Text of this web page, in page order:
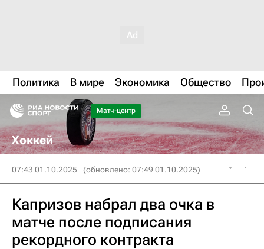
Политика В мире Экономика Общество
Матч-центр
Хоккей
07:43 01.10.2025 (обновлено: 07:49 01.10.2025)
Капризов набрал два очка в
матче после подписания
рекордного контракта